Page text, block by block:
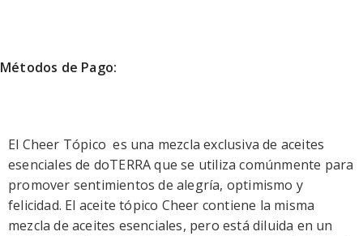
Métodos de Pago:
El Cheer Tópico es una mezcla exclusiva de aceites
esenciales de doTERRA que se utiliza comúnmente para
promover sentimientos de alegría, optimismo y
felicidad. El aceite tópico Cheer contiene la misma
mezcla de aceites esenciales, pero está diluida en un